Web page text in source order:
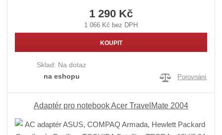
1 290 Kč
1 066 Kč bez DPH
KOUPIT
Sklad: Na dotaz
na eshopu
Porovnání
Adaptér pro notebook Acer TravelMate 2004